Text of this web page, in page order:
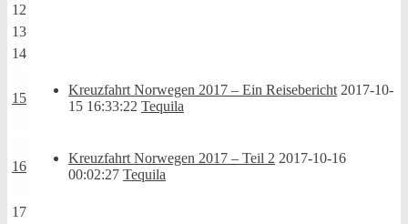
12
13
14
15
Kreuzfahrt Norwegen 2017 – Ein Reisebericht 2017-10-
15 16:33:22 Tequila
16
Kreuzfahrt Norwegen 2017 – Teil 2 2017-10-16
00:02:27 Tequila
17